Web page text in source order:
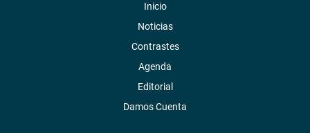
Inicio
Noticias
Contrastes
Agenda
Editorial
Damos Cuenta